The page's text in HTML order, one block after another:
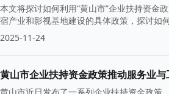
本文将探讨如何利用“黄山市”企业扶持资金
宿产业和影视基地建设的具体政策，探讨如
2025-11-24
黄山市企业扶持资金政策推动服务业